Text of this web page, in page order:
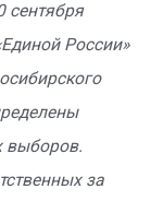
сентября
России»
выборов.
за